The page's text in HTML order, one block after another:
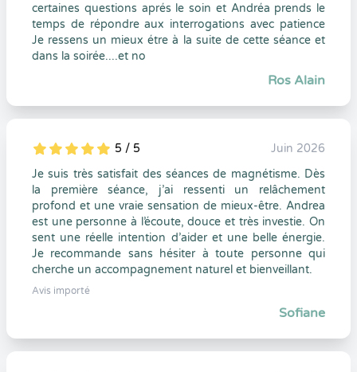
certaines questions aprés le soin et Andréa prends le
temps de répondre aux interrogations avec patience
Je ressens un mieux étre à la suite de cette séance et
dans la soirée....et no
Ros Alain
5
1
5
0 5 / 5
Juin 2026
Je suis très satisfait des séances de magnétisme. Dès
la première séance, j’ai ressenti un relâchement
profond et une vraie sensation de mieux-être. Andrea
est une personne à l’écoute, douce et très investie. On
sent une réelle intention d’aider et une belle énergie.
Je recommande sans hésiter à toute personne qui
cherche un accompagnement naturel et bienveillant.
Avis importé
Sofiane